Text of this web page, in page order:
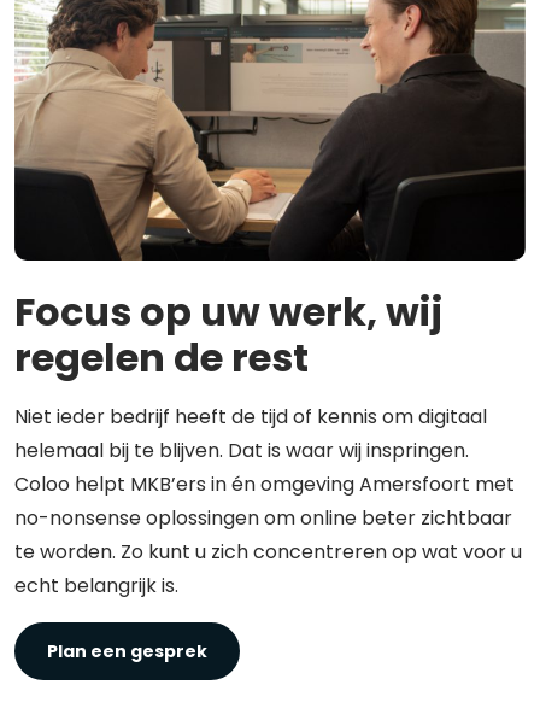
Focus op uw werk, wij
regelen de rest
Niet ieder bedrijf heeft de tijd of kennis om digitaal
helemaal bij te blijven. Dat is waar wij inspringen.
Coloo helpt MKB’ers in én omgeving Amersfoort met
no-nonsense oplossingen om online beter zichtbaar
te worden. Zo kunt u zich concentreren op wat voor u
echt belangrijk is.
Plan een gesprek